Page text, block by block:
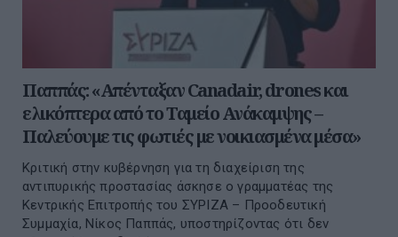
Παππάς: «Απένταξαν Canadair, drones και
ελικόπτερα από το Ταμείο Ανάκαμψης –
Παλεύουμε τις φωτιές με νοικιασμένα μέσα»
Kριτική στην κυβέρνηση για τη διαχείριση της
αντιπυρικής προστασίας άσκησε ο γραμματέας της
Κεντρικής Επιτροπής του ΣΥΡΙΖΑ – Προοδευτική
Συμμαχία, Νίκος Παππάς, υποστηρίζοντας ότι δεν